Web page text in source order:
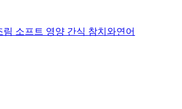
림 소프트 영양 간식 참치와연어